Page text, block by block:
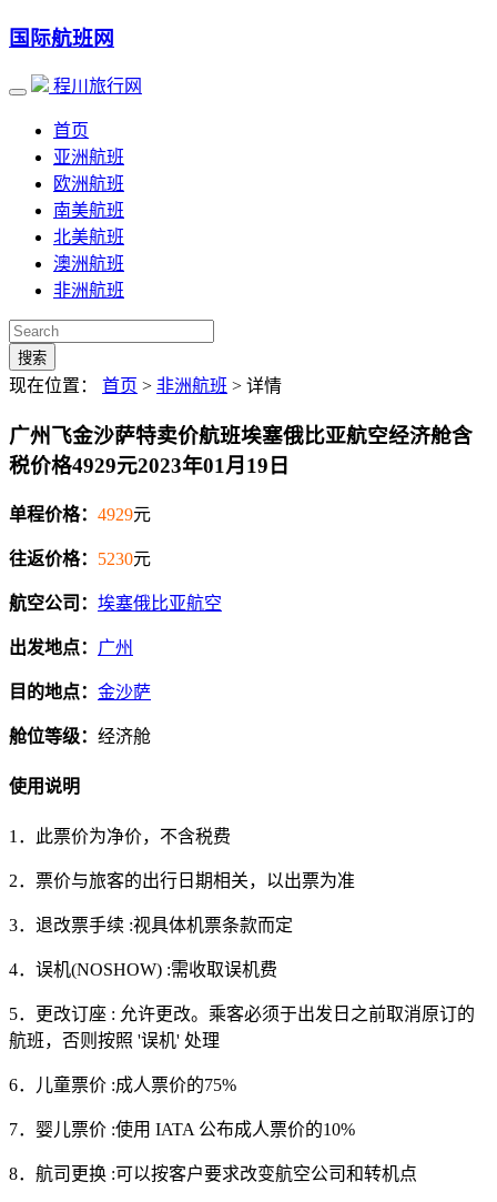
国际航班网
程川旅行网
首页
亚洲航班
欧洲航班
南美航班
北美航班
澳洲航班
非洲航班
搜索
现在位置： 首页 > 非洲航班 > 详情
广州飞金沙萨特卖价航班埃塞俄比亚航空经济舱含
税价格4929元2023年01月19日
单程价格： 4929元
往返价格： 5230元
航空公司： 埃塞俄比亚航空
出发地点： 广州
目的地点： 金沙萨
舱位等级： 经济舱
使用说明
1．此票价为净价，不含税费
2．票价与旅客的出行日期相关，以出票为准
3．退改票手续 :视具体机票条款而定
4．误机(NOSHOW) :需收取误机费
5．更改订座 : 允许更改。乘客必须于出发日之前取消原订的
航班，否则按照 '误机' 处理
6．儿童票价 :成人票价的75%
7．婴儿票价 :使用 IATA 公布成人票价的10%
8．航司更换 :可以按客户要求改变航空公司和转机点